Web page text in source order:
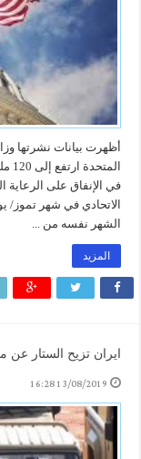
أظهرت بيانات نشرتها
في الإنفاق على الرعاية
الشهر نفسه من ...
المزيد
ايران تزيح الستار
13/08/2019 16:28